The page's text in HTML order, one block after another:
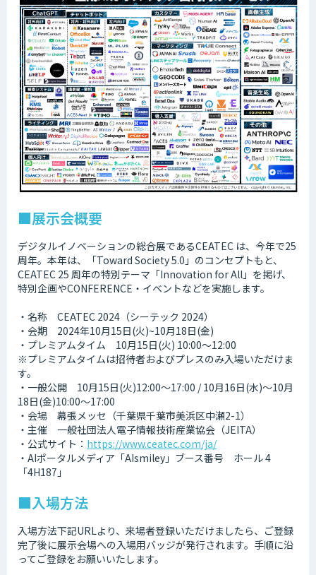
■展示会概要
デジタルイノベーションの総合展であるCEATEC は、今年で25
周年。本年は、「Toward Society 5.0」のコンセプトもと、
CEATEC 25 周年の特別テーマ「Innovation for All」を掲げ、
特別企画やCONFERENCE・イベントなどを実施します。
・名称 CEATEC 2024（シーテック 2024）
・会期 2024年10月15日(火)~10月18日(金)
・プレミアムタイム 10月15日(火) 10:00～12:00
※プレミアムタイムは招待者およびプレスのみ入場いただけま
す。​
・一般公開 10月15日(火)12:00～17:00​​ / 10月16日(水)～10月
18日(金)10:00～17:00​
・会場 幕張メッセ（千葉県千葉市美浜区中瀬2-1）
・主催 一般社団法人電子情報技術産業協会（JEITA）
・公式サイト： https://www.ceatec.com/ja/
・AIポータルメディア「AIsmiley」ブース番号 ホール 4
「4H187」
■入場方法
入場方法下記URLより、来場者登録いただけましたら、ご登録
完了後に展示会場への入場用バッジが発行されます。手順に沿
ってご登録をお願いいたします。